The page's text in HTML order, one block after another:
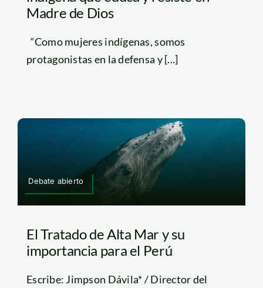
Madre de Dios
“Como mujeres indígenas, somos
protagonistas en la defensa y [...]
Debate abierto
El Tratado de Alta Mar y su
importancia para el Perú
Escribe: Jimpson Dávila* / Director del